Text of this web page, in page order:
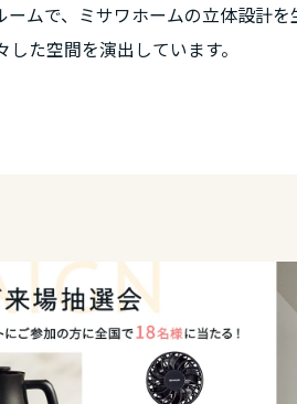
ムで、ミサワホームの立体設計を
た空間を演出しています。
山梨県
岡県
知県